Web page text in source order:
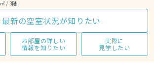
/ 3階
最新の空室状況が知りたい
お部屋の詳しい
情報を知りたい
実際に
見学したい